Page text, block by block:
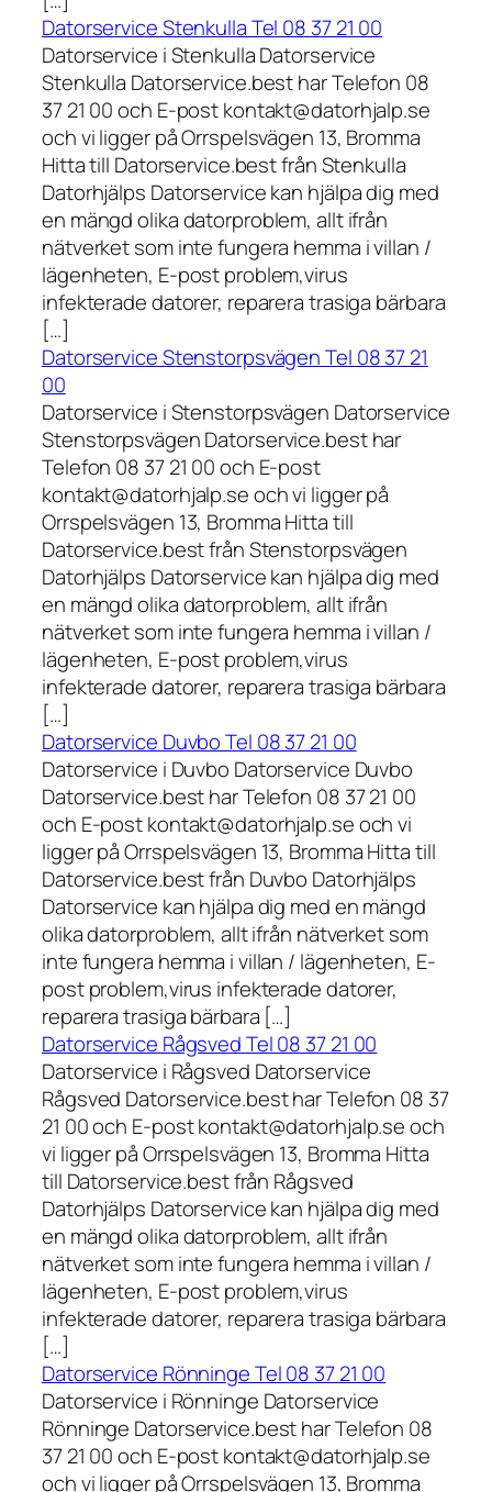
Datorservice Stenkulla Tel 08 37 21 00
Datorservice i Stenkulla Datorservice
Stenkulla Datorservice.best har Telefon 08
37 21 00 och E-post kontakt@datorhjalp.se
och vi ligger på Orrspelsvägen 13, Bromma
Hitta till Datorservice.best från Stenkulla
Datorhjälps Datorservice kan hjälpa dig med
en mängd olika datorproblem, allt ifrån
nätverket som inte fungera hemma i villan /
lägenheten, E-post problem,virus
infekterade datorer, reparera trasiga bärbara
[…]
Datorservice Stenstorpsvägen Tel 08 37 21
00
Datorservice i Stenstorpsvägen Datorservice
Stenstorpsvägen Datorservice.best har
Telefon 08 37 21 00 och E-post
kontakt@datorhjalp.se och vi ligger på
Orrspelsvägen 13, Bromma Hitta till
Datorservice.best från Stenstorpsvägen
Datorhjälps Datorservice kan hjälpa dig med
en mängd olika datorproblem, allt ifrån
nätverket som inte fungera hemma i villan /
lägenheten, E-post problem,virus
infekterade datorer, reparera trasiga bärbara
[…]
Datorservice Duvbo Tel 08 37 21 00
Datorservice i Duvbo Datorservice Duvbo
Datorservice.best har Telefon 08 37 21 00
och E-post kontakt@datorhjalp.se och vi
ligger på Orrspelsvägen 13, Bromma Hitta till
Datorservice.best från Duvbo Datorhjälps
Datorservice kan hjälpa dig med en mängd
olika datorproblem, allt ifrån nätverket som
inte fungera hemma i villan / lägenheten, E-
post problem,virus infekterade datorer,
reparera trasiga bärbara […]
Datorservice Rågsved Tel 08 37 21 00
Datorservice i Rågsved Datorservice
Rågsved Datorservice.best har Telefon 08 37
21 00 och E-post kontakt@datorhjalp.se och
vi ligger på Orrspelsvägen 13, Bromma Hitta
till Datorservice.best från Rågsved
Datorhjälps Datorservice kan hjälpa dig med
en mängd olika datorproblem, allt ifrån
nätverket som inte fungera hemma i villan /
lägenheten, E-post problem,virus
infekterade datorer, reparera trasiga bärbara
[…]
Datorservice Rönninge Tel 08 37 21 00
Datorservice i Rönninge Datorservice
Rönninge Datorservice.best har Telefon 08
37 21 00 och E-post kontakt@datorhjalp.se
och vi ligger på Orrspelsvägen 13, Bromma